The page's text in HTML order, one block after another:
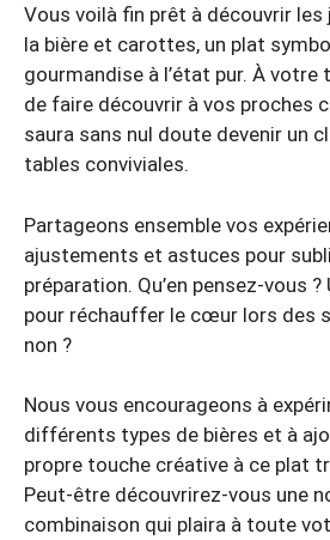
Vous voilà fin prêt à découvrir les
la bière et carottes, un plat
gourmandise à l’état pur. À votre
de faire découvrir à vos proches
saura sans nul doute devenir un
tables conviviales.
Partageons ensemble vos
ajustements et astuces pour
préparation. Qu’en pensez-vous ?
pour réchauffer le cœur lors des
non ?
Nous vous encourageons à
différents types de bières et à
propre touche créative à ce plat
Peut-être découvrirez-vous une
combinaison qui plaira à toute